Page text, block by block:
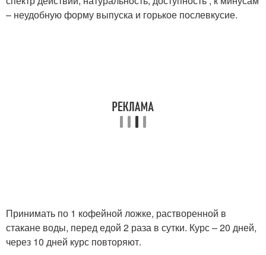
– неудобную форму выпуска и горькое послевкусие.
Принимать по 1 кофейной ложке, растворенной в
стакане воды, перед едой 2 раза в сутки. Курс – 20 дней,
через 10 дней курс повторяют.